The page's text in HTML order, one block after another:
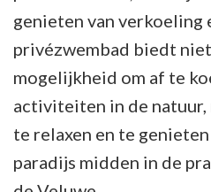
genieten van verkoeling
privézwembad biedt
mogelijkheid om af te
activiteiten in de
te relaxen en te
paradijs midden in de